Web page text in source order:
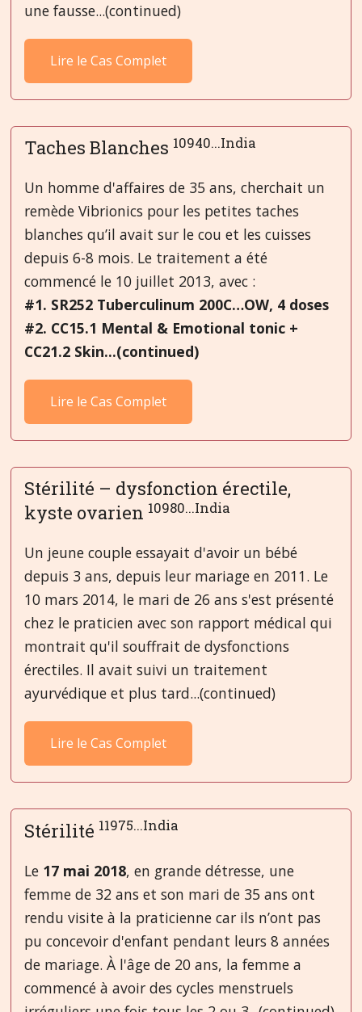
une fausse...(continued)
Lire le Cas Complet
Taches Blanches 10940...India
Un homme d'affaires de 35 ans, cherchait un
remède Vibrionics pour les petites taches
blanches qu’il avait sur le cou et les cuisses
depuis 6-8 mois. Le traitement a été
commencé le 10 juillet 2013, avec :
#1. SR252 Tuberculinum 200C…OW, 4 doses
#2. CC15.1 Mental & Emotional tonic +
CC21.2 Skin...(continued)
Lire le Cas Complet
Stérilité – dysfonction érectile,
kyste ovarien 10980...India
Un jeune couple essayait d'avoir un bébé
depuis 3 ans, depuis leur mariage en 2011. Le
10 mars 2014, le mari de 26 ans s'est présenté
chez le praticien avec son rapport médical qui
montrait qu'il souffrait de dysfonctions
érectiles. Il avait suivi un traitement
ayurvédique et plus tard...(continued)
Lire le Cas Complet
Stérilité 11975...India
Le 17 mai 2018, en grande détresse, une
femme de 32 ans et son mari de 35 ans ont
rendu visite à la praticienne car ils n’ont pas
pu concevoir d'enfant pendant leurs 8 années
de mariage. À l'âge de 20 ans, la femme a
commencé à avoir des cycles menstruels